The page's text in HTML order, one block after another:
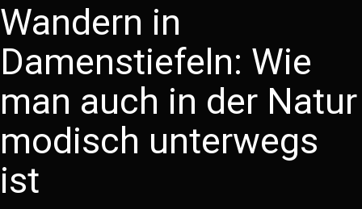
Wandern in
Damenstiefeln: Wie
man auch in der Natur
modisch unterwegs
ist